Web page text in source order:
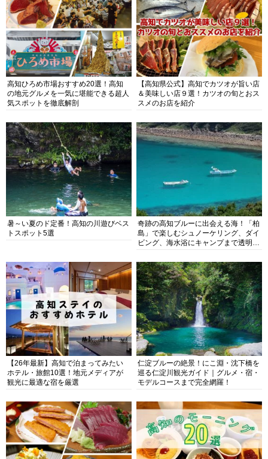
高知ひろめ市場おすすめ20選！高知
の地元グルメを一気に堪能できる超人
気スポットを徹底解剖
【高知県公式】高知でカツオが旨い店
＆美味しい店９選！カツオの旬とおス
スメのお店を紹介
暑～い夏のド定番！高知の川遊びベス
トスポット5選
奇跡の高知ブルーに出会える海！「柏
島」で楽しむシュノーケリング、ダイ
ビング、海水浴にキャンプまで透明度
【26年最新】高知で泊まってみたい
ホテル・旅館10選！地元メディアが
観光に最適な宿を厳選
仁淀ブルーの絶景！にこ淵・沈下橋を
巡る仁淀川観光ガイド｜グルメ・宿・
モデルコースまで完全網羅！